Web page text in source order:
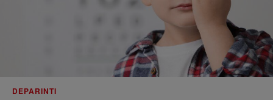
DEPARINTI